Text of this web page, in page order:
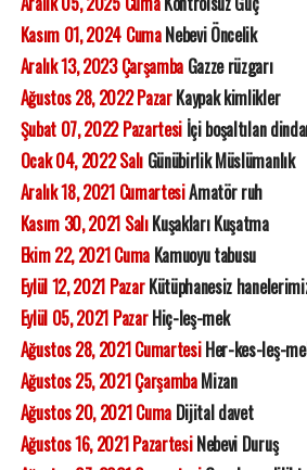
Kasım 01, 2024 CumaNebevi Öncelik
Aralık 13, 2023 ÇarşambaGazze rüzgarı
Ağustos 28, 2022 PazarKaypak kimlikler
Şubat 07, 2022 Pazartesiİçi boşaltılan
Ocak 04, 2022 SalıGünübirlik Müslümanlık
Aralık 18, 2021 CumartesiAmatör ruh
Kasım 30, 2021 SalıKuşakları Kuşatma
Ekim 22, 2021 CumaKamuoyu tabusu
Eylül 12, 2021 PazarKütüphanesiz
Eylül 05, 2021 PazarHiç-leş-mek
Ağustos 28, 2021 CumartesiHer-kes-leş-
Ağustos 25, 2021 ÇarşambaMizan
Ağustos 20, 2021 CumaDijital davet
Ağustos 16, 2021 PazartesiNebevi Duruş